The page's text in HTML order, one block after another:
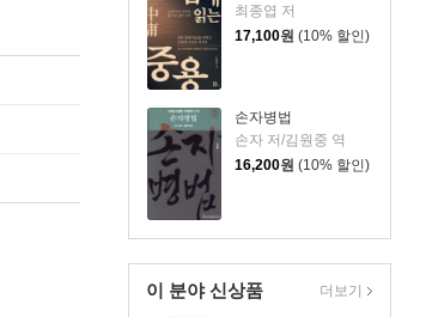
최종엽 저
17,100원 (10% 할인)
손자병법
손자 저/김원중 역
16,200원 (10% 할인)
이 분야 신상품 더보기